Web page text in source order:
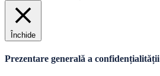
Închide
Prezentare generală a confidențialității